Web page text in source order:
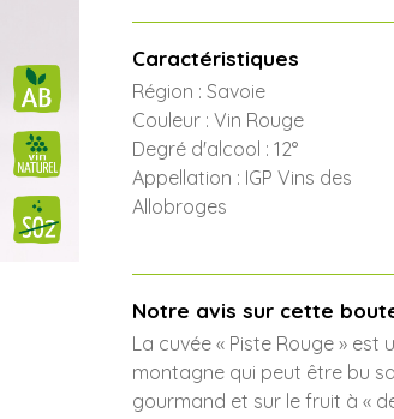
Caractéristiques
Région : Savoie
Couleur : Vin Rouge
Degré d'alcool : 12°
Appellation : IGP Vins des
Allobroges
Notre avis sur cette
La cuvée « Piste Rouge »
montagne qui peut être bu
gourmand et sur le fruit à «